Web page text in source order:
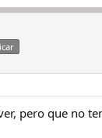
pero que no